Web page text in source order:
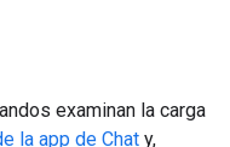
examinan la carga
la app de Chat y,